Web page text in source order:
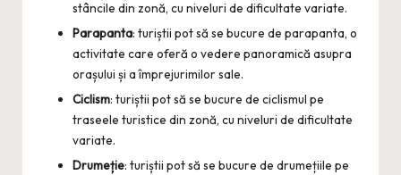
stâncile din zonă, cu niveluri de dificultate variate.
Parapanta: turiștii pot să se bucure de parapanta, o
activitate care oferă o vedere panoramică asupra
orașului și a împrejurimilor sale.
Ciclism: turiștii pot să se bucure de ciclismul pe
traseele turistice din zonă, cu niveluri de dificultate
variate.
Drumeție: turiștii pot să se bucure de drumețiile pe